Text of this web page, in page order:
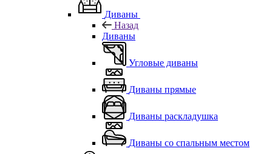
Диваны
Назад
Диваны
Угловые диваны
Диваны прямые
Диваны раскладушка
Диваны со спальным местом